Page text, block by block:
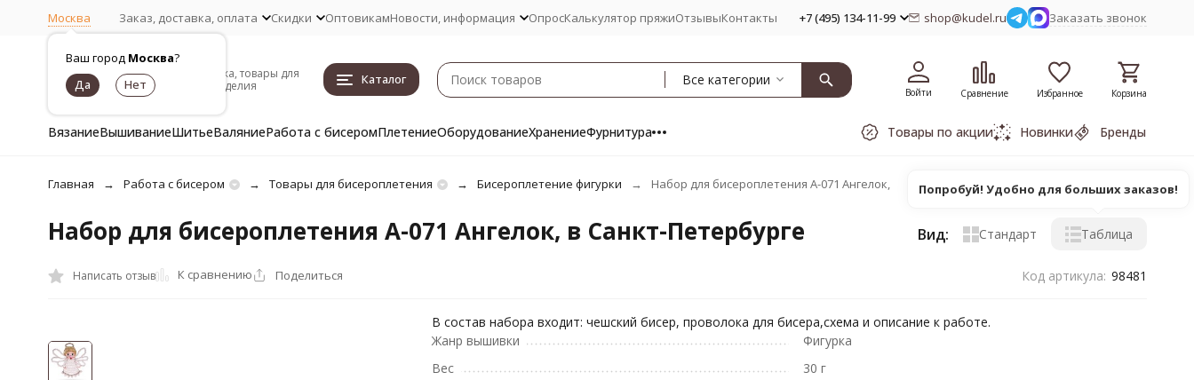
Москва
Ваш город Москва?
Заказ, доставка, оплата Скидки ОптовикамНовости, информация ОпросКалькулятор пряжиОтзывыКонтакты +7 (495) 134-11-99 shop@kudel.ru Заказать звонок
Пряжа, товары для
рукоделия
Каталог Все категории
Войти Сравнение Избранное Корзина
ВязаниеВышиваниеШитьеВаляниеРабота с бисеромПлетениеОборудованиеХранениеФурнитура Товары по акции Новинки Бренды
Главная Работа с бисером Товары для бисероплетения Бисероплетение фигурки Набор для бисероплетения А-071 Ангелок,
Набор для бисероплетения А-071 Ангелок, в Санкт-Петербурге Вид: Стандарт Таблица
Написать отзыв К сравнению Поделиться Код артикула: 98481
В cостав набора входит: чешский бисер, проволока для бисера,схема и описание к работе.
Жанр вышивки
Фигурка
Вес
30 г
Попробуй! Удобно для больших заказов!